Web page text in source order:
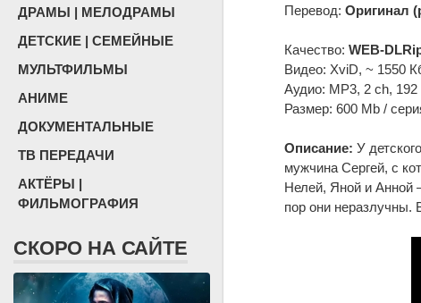
ДРАМЫ | МЕЛОДРАМЫ
ДЕТСКИЕ | СЕМЕЙНЫЕ
МУЛЬТФИЛЬМЫ
АНИМЕ
ДОКУМЕНТАЛЬНЫЕ
ТВ ПЕРЕДАЧИ
АКТЁРЫ |
ФИЛЬМОГРАФИЯ
СКОРО НА САЙТЕ
Перевод: Оригинал
Качество: WEB-
Видео: XviD, ~ 1550
Аудио: MP3, 2 ch, 192
Размер: 600 Mb /
Описание: У
мужчина Сергей, с
Нелей, Яной и Анной
пор они неразлучны.